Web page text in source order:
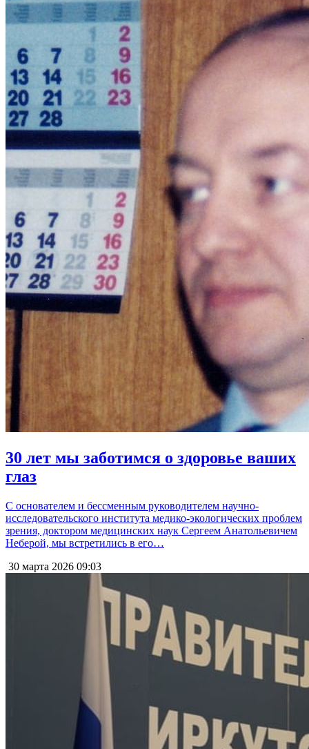
30 лет мы заботимся о здоровье ваших
глаз
С основателем и бессменным руководителем научно-
исследовательского института медико-экологических проблем
зрения, доктором медицинских наук Сергеем Анатольевичем
Неберой, мы встретились в его…
30 марта 2026 09:03